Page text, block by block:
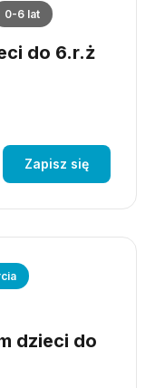
0-6 lat
do 6.r.ż
Zapisz się
dzieci do